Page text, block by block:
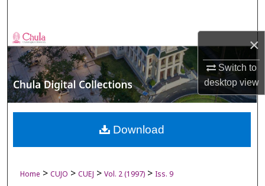
×
Switch to
desktopview
Browse Collections
My Account
About
Digital Commons Network™
Home > CUJO > CUEJ > Vol. 2 (1997) > Iss. 9
Download